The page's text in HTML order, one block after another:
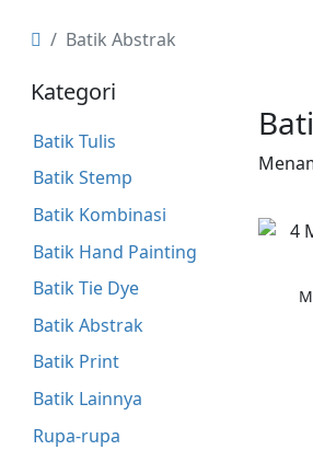
Batik Abstrak
Kategori
Batik Tulis
Batik Stemp
Batik Kombinasi
Batik Hand Painting
Batik Tie Dye
Batik Abstrak
Batik Print
Batik Lainnya
Rupa-rupa